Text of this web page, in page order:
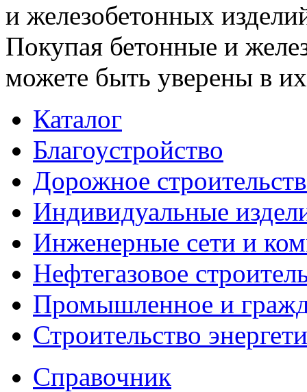
и железобетонных
Покупая бетонные и
можете быть уверены в их
Каталог
Благоустройство
Дорожное
Индивидуальные
Инженерные сети и
Нефтегазовое
Промышленное и
Строительство
Справочник